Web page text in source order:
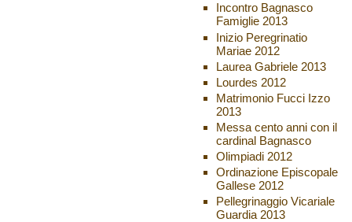
Incontro Bagnasco
Famiglie 2013
Inizio Peregrinatio
Mariae 2012
Laurea Gabriele 2013
Lourdes 2012
Matrimonio Fucci Izzo
2013
Messa cento anni con il
cardinal Bagnasco
Olimpiadi 2012
Ordinazione Episcopale
Gallese 2012
Pellegrinaggio Vicariale
Guardia 2013